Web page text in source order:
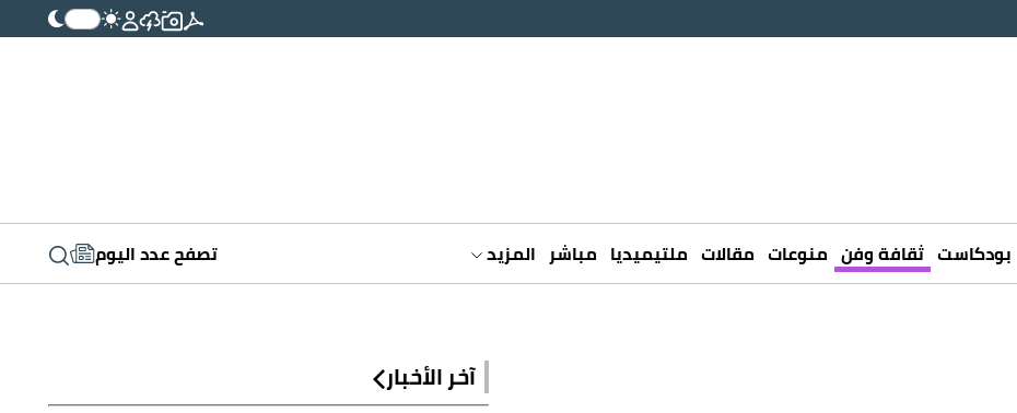
بودكاست ثقافة وفن منوعات مقالات ملتيميديا مباشر المزيد تصفح عدد اليوم
آخر الأخبار